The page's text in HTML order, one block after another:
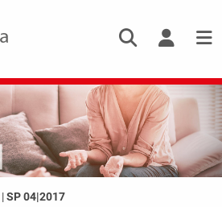
|SP 04|2017